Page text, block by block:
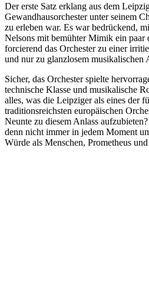
Der erste Satz erklang aus dem
Gewandhausorchester unter seinem
zu erleben war. Es war bedrückend,
Nelsons mit bemühter Mimik ein paar
forcierend das Orchester zu einer
und nur zu glanzlosem musikalischen
Sicher, das Orchester spielte
technische Klasse und musikalische
alles, was die Leipziger als eines der
traditionsreichsten europäischen
Neunte zu diesem Anlass
denn nicht immer in jedem Moment
Würde als Menschen, Prometheus